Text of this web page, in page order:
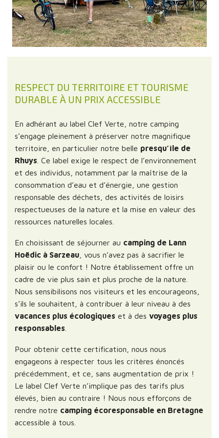
RESPECT DU TERRITOIRE ET TOURISME
DURABLE À UN PRIX ACCESSIBLE
En adhérant au label Clef Verte, notre camping
s’engage pleinement à préserver notre magnifique
territoire, en particulier notre belle presqu’île de
Rhuys . Ce label exige le respect de l’environnement
et des individus, notamment par la maîtrise de la
consommation d’eau et d’énergie, une gestion
responsable des déchets, des activités de loisirs
respectueuses de la nature et la mise en valeur des
ressources naturelles locales.
En choisissant de séjourner au camping de Lann
Hoëdic à Sarzeau, vous n’avez pas à sacrifier le
plaisir ou le confort ! Notre établissement offre un
cadre de vie plus sain et plus proche de la nature.
Nous sensibilisons nos visiteurs et les encourageons,
s’ils le souhaitent, à contribuer à leur niveau à des
vacances plus écologiques et à des voyages plus
responsables
Pour obtenir cette certification, nous nous
engageons à respecter tous les critères énoncés
précédemment, et ce, sans augmentation de prix !
Le label Clef Verte n’implique pas des tarifs plus
élevés, bien au contraire ! Nous nous efforçons de
rendre notre camping écoresponsable en Bretagne
accessible à tous.